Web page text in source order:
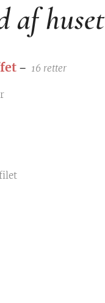
af huset
– 16 retter